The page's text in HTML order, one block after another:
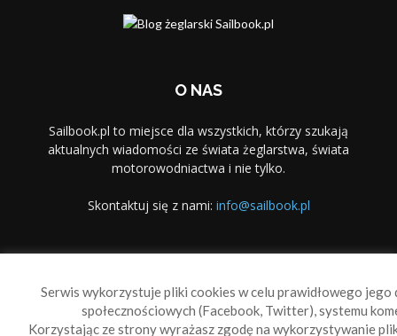
O NAS
Sailbook.pl to miejsce dla wszystkich, którzy szukają
aktualnych wiadomości ze świata żeglarstwa, świata
motorowodniactwa i nie tylko.
Skontaktuj się z nami: info@sailbook.pl
Serwis wykorzystuje pliki cookies w celu prawidłowego
społecznościowych (Facebook, Twitter), systemu
Korzystając ze strony wyrażasz zgodę na wykorzystywanie